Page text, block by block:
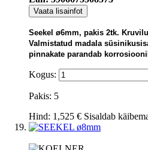
Vaata lisainfot
Seekel ø6mm, pakis 2tk.
Valmistatud madala
pinnakate parandab
Kogus:
Pakis: 5
Hind: 1,525 € Sisaldab